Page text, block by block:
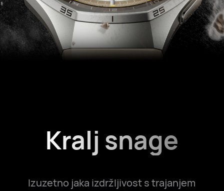
Kralj snage
Izuzetno jaka izdržljivost s trajanjem